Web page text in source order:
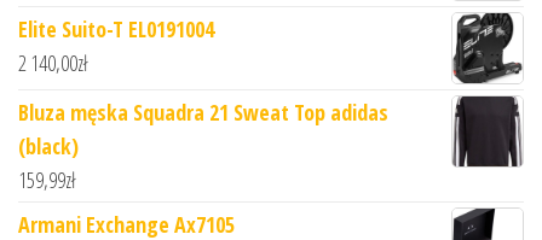
Elite Suito-T EL0191004
2 140,00zł
Bluza męska Squadra 21 Sweat Top adidas
(black)
159,99zł
Armani Exchange Ax7105